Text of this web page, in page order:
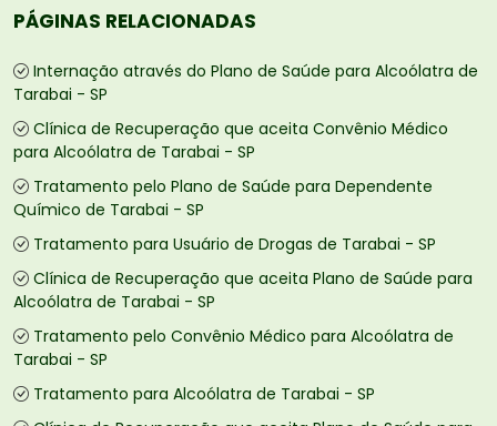
PÁGINAS RELACIONADAS
Internação através do Plano de Saúde para Alcoólatra de
Tarabai - SP
Clínica de Recuperação que aceita Convênio Médico
para Alcoólatra de Tarabai - SP
Tratamento pelo Plano de Saúde para Dependente
Químico de Tarabai - SP
Tratamento para Usuário de Drogas de Tarabai - SP
Clínica de Recuperação que aceita Plano de Saúde para
Alcoólatra de Tarabai - SP
Tratamento pelo Convênio Médico para Alcoólatra de
Tarabai - SP
Tratamento para Alcoólatra de Tarabai - SP